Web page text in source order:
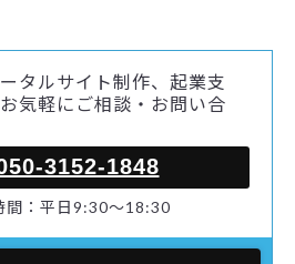
タルサイト制作、起業支
気軽にご相談・お問い合
3152-1848
間：平日9:30～18:30